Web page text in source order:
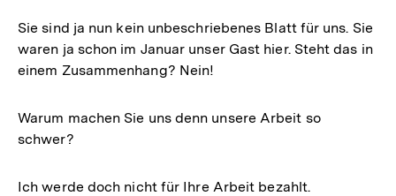
Sie sind ja nun kein unbeschriebenes Blatt für uns. Sie
waren ja schon im Januar unser Gast hier. Steht das in
einem Zusammenhang? Nein!
Warum machen Sie uns denn unsere Arbeit so
schwer?
Ich werde doch nicht für Ihre Arbeit bezahlt.